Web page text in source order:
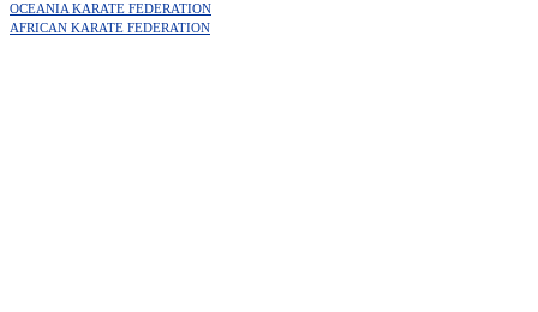
OCEANIA KARATE FEDERATION
AFRICAN KARATE FEDERATION